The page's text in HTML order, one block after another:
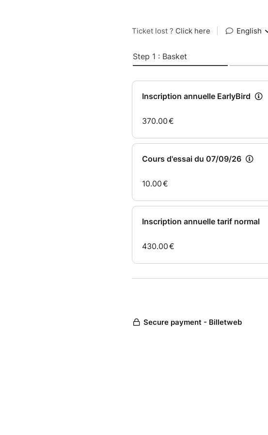
Ticket lost ? Click here English
Step 1 : Basket
Inscription annuelle EarlyBird
370.00€
Cours d'essai du 07/09/26
10.00€
Inscription annuelle tarif normal
430.00€
Secure payment - Billetweb